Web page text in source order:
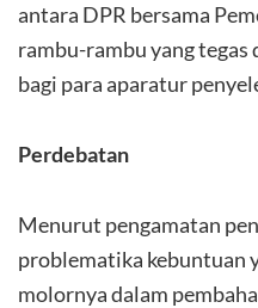
antara DPR bersama
rambu-rambu yang tegas
bagi para aparatur
Perdebatan
Menurut pengamatan
problematika kebuntuan
molornya dalam